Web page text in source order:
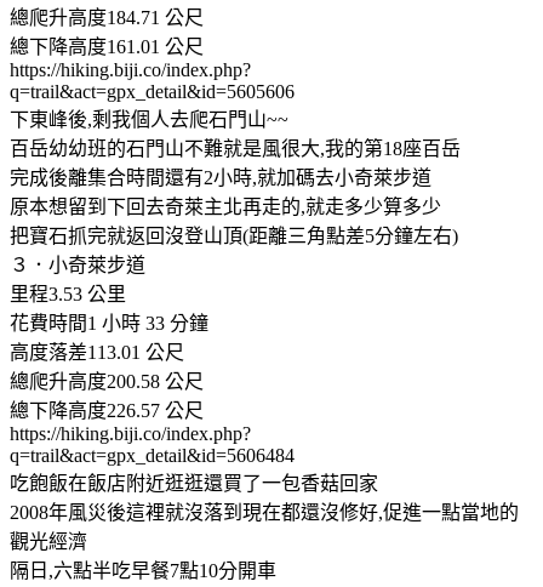
總爬升高度184.71 公尺
總下降高度161.01 公尺
https://hiking.biji.co/index.php?
q=trail&act=gpx_detail&id=5605606
下東峰後,剩我個人去爬石門山~~
百岳幼幼班的石門山不難就是風很大,我的第18座百岳
完成後離集合時間還有2小時,就加碼去小奇萊步道
原本想留到下回去奇萊主北再走的,就走多少算多少
把寶石抓完就返回沒登山頂(距離三角點差5分鐘左右)
３．小奇萊步道
里程3.53 公里
花費時間1 小時 33 分鐘
高度落差113.01 公尺
總爬升高度200.58 公尺
總下降高度226.57 公尺
https://hiking.biji.co/index.php?
q=trail&act=gpx_detail&id=5606484
吃飽飯在飯店附近逛逛還買了一包香菇回家
2008年風災後這裡就沒落到現在都還沒修好,促進一點當地的
觀光經濟
隔日,六點半吃早餐7點10分開車